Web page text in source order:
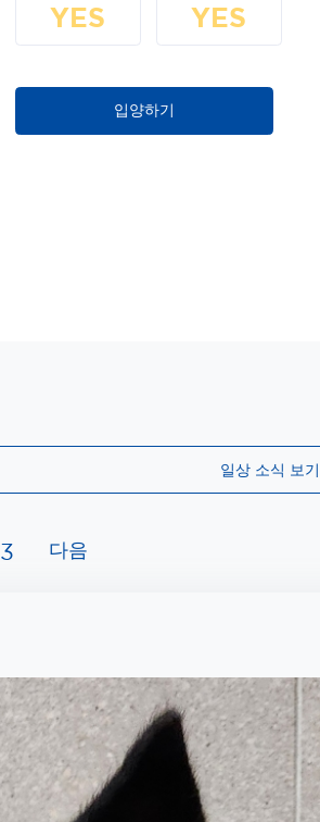
YES YES
입양하기
일상 소식 보기
3 다음